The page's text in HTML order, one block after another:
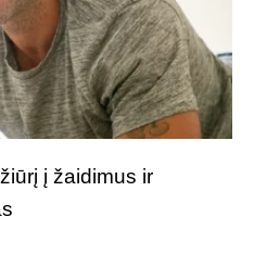
į žaidimus ir